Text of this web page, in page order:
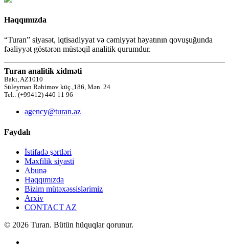
Haqqımızda
“Turan” siyasət, iqtisadiyyat və cəmiyyət həyatının qovuşuğunda
fəaliyyət göstərən müstəqil analitik qurumdur.
Turan analitik xidməti
Bakı, AZ1010
Süleyman Rəhimov küç.,186, Mən. 24
Tel.: (+99412) 440 11 96
agency@turan.az
Faydalı
İstifadə şərtləri
Məxfilik siyasti
Abunə
Haqqımızda
Bizim mütəxəssislərimiz
Arxiv
CONTACT AZ
© 2026 Turan. Bütün hüquqlar qorunur.